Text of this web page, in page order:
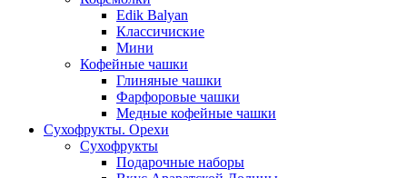
Edik Balyan
Классичиские
Мини
Кофейные чашки
Глиняные чашки
Фарфоровые чашки
Медные кофейные чашки
Сухофрукты. Орехи
Сухофрукты
Подарочные наборы